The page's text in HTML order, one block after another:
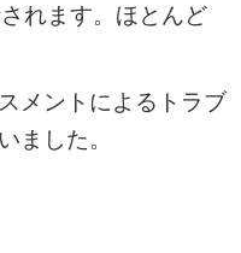
れます。ほとんど
メントによるトラブ
ました。